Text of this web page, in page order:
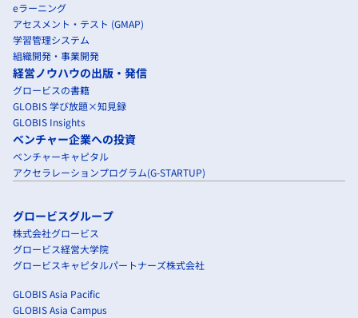
eラーニング
アセスメント・テスト (GMAP)
学習管理システム
組織開発・事業開発
経営ノウハウの出版・発信
グロービスの書籍
GLOBIS 学び放題×知見録
GLOBIS Insights
ベンチャー企業への投資
ベンチャーキャピタル
アクセラレーションプログラム(G-STARTUP)
グロービスグループ
株式会社グロービス
グロービス経営大学院
グロービスキャピタルパートナーズ株式会社
GLOBIS Asia Pacific
GLOBIS Asia Campus